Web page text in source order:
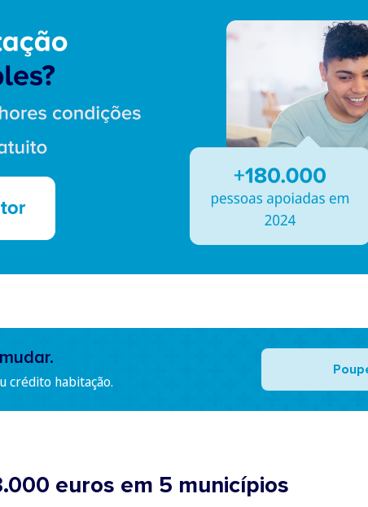
crédito habitação.
euros em 5 municípios